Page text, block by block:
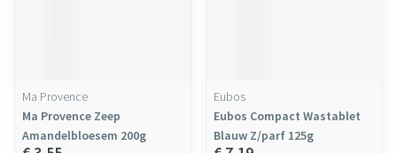
Ma Provence
Ma Provence Zeep
Amandelbloesem 200g
Eubos
Eubos Compact Wastablet
Blauw Z/parf 125g